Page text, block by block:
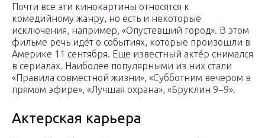
Почти все эти кинокартины относятся к
комедийному жанру, но есть и некоторые
исключения, например, «Опустевший город». В этом
фильме речь идёт о событиях, которые произошли в
Америке 11 сентября. Еще известный актёр снимался
в сериалах. Наиболее популярными из них стали
«Правила совместной жизни», «Субботним вечером в
прямом эфире», «Лучшая охрана», «Бруклин 9−9».
Актерская карьера